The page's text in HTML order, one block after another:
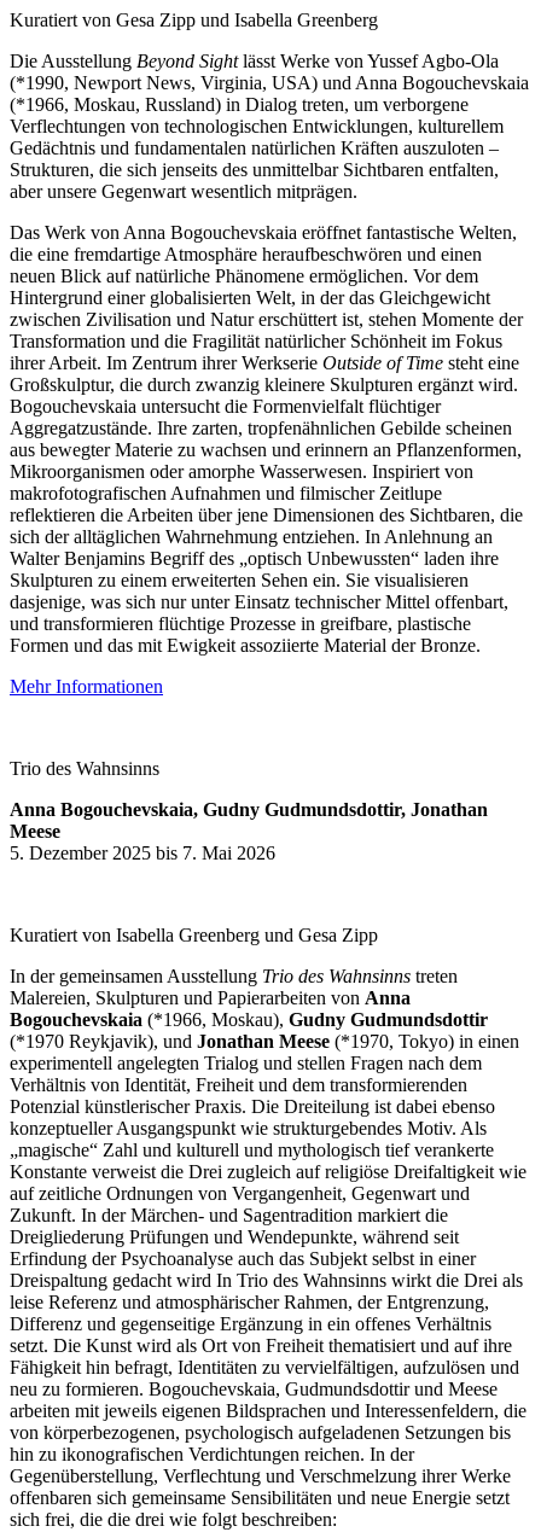
Kuratiert von Gesa Zipp und Isabella Greenberg
Die Ausstellung Beyond Sightlässt Werke von Yussef Agbo-Ola
(*1990, Newport News, Virginia, USA) und Anna Bogouchevskaia
(*1966, Moskau, Russland) in Dialog treten, um verborgene
Verflechtungen von technologischen Entwicklungen, kulturellem
Gedächtnis und fundamentalen natürlichen Kräften auszuloten –
Strukturen, die sich jenseits des unmittelbar Sichtbaren entfalten,
aber unsere Gegenwart wesentlich mitprägen.
Das Werk von Anna Bogouchevskaia eröffnet fantastische Welten,
die eine fremdartige Atmosphäre heraufbeschwören und einen
neuen Blick auf natürliche Phänomene ermöglichen. Vor dem
Hintergrund einer globalisierten Welt, in der das Gleichgewicht
zwischen Zivilisation und Natur erschüttert ist, stehen Momente der
Transformation und die Fragilität natürlicher Schönheit im Fokus
ihrer Arbeit. Im Zentrum ihrer Werkserie Outside of Time steht eine
Großskulptur, die durch zwanzig kleinere Skulpturen ergänzt wird.
Bogouchevskaia untersucht die Formenvielfalt flüchtiger
Aggregatzustände. Ihre zarten, tropfenähnlichen Gebilde scheinen
aus bewegter Materie zu wachsen und erinnern an Pflanzenformen,
Mikroorganismen oder amorphe Wasserwesen. Inspiriert von
makrofotografischen Aufnahmen und filmischer Zeitlupe
reflektieren die Arbeiten über jene Dimensionen des Sichtbaren, die
sich der alltäglichen Wahrnehmung entziehen. In Anlehnung an
Walter Benjamins Begriff des „optisch Unbewussten“ laden ihre
Skulpturen zu einem erweiterten Sehen ein. Sie visualisieren
dasjenige, was sich nur unter Einsatz technischer Mittel offenbart,
und transformieren flüchtige Prozesse in greifbare, plastische
Formen und das mit Ewigkeit assoziierte Material der Bronze.
Mehr Informationen
Trio des Wahnsinns
Anna Bogouchevskaia, Gudny Gudmundsdottir, Jonathan
Meese
5. Dezember 2025 bis 7. Mai 2026
Kuratiert von Isabella Greenberg und Gesa Zipp
In der gemeinsamen Ausstellung Trio des Wahnsinns treten
Malereien, Skulpturen und Papierarbeiten von Anna
Bogouchevskaia (*1966, Moskau), Gudny Gudmundsdottir
(*1970 Reykjavik), und Jonathan Meese (*1970, Tokyo) in einen
experimentell angelegten Trialog und stellen Fragen nach dem
Verhältnis von Identität, Freiheit und dem transformierenden
Potenzial künstlerischer Praxis. Die Dreiteilung ist dabei ebenso
konzeptueller Ausgangspunkt wie strukturgebendes Motiv. Als
„magische“ Zahl und kulturell und mythologisch tief verankerte
Konstante verweist die Drei zugleich auf religiöse Dreifaltigkeit wie
auf zeitliche Ordnungen von Vergangenheit, Gegenwart und
Zukunft. In der Märchen- und Sagentradition markiert die
Dreigliederung Prüfungen und Wendepunkte, während seit
Erfindung der Psychoanalyse auch das Subjekt selbst in einer
Dreispaltung gedacht wird In Trio des Wahnsinns wirkt die Drei als
leise Referenz und atmosphärischer Rahmen, der Entgrenzung,
Differenz und gegenseitige Ergänzung in ein offenes Verhältnis
setzt. Die Kunst wird als Ort von Freiheit thematisiert und auf ihre
Fähigkeit hin befragt, Identitäten zu vervielfältigen, aufzulösen und
neu zu formieren. Bogouchevskaia, Gudmundsdottir und Meese
arbeiten mit jeweils eigenen Bildsprachen und Interessenfeldern, die
von körperbezogenen, psychologisch aufgeladenen Setzungen bis
hin zu ikonografischen Verdichtungen reichen. In der
Gegenüberstellung, Verflechtung und Verschmelzung ihrer Werke
offenbaren sich gemeinsame Sensibilitäten und neue Energie setzt
sich frei, die die drei wie folgt beschreiben: